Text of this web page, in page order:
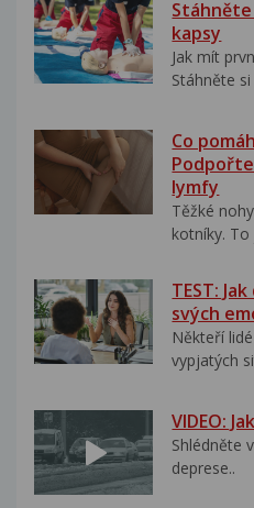
Stáhněte
kapsy
Jak mít
Stáhněte
Co
lymfy
Těžké
kotníky. To
TEST:
svých
Někteří
vypjatých
VIDEO:
Shlédněte
deprese..